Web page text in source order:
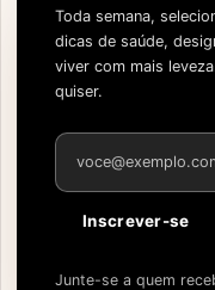
Toda semana,
dicas de saúde,
viver com mais
quiser.
Endereço de e-mail
Inscrever-se
Junte-se a quem